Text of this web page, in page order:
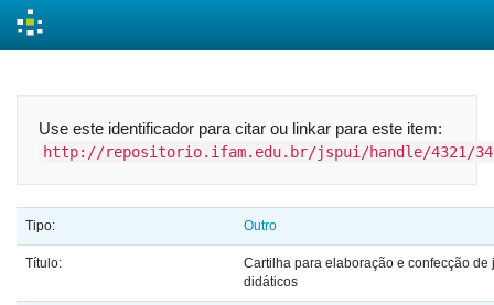
Use este identificador para citar ou linkar para este item:
http://repositorio.ifam.edu.br/jspui/handle/4321/
Tipo: Outro
Título:
Cartilha para elaboração e confecção de
didáticos